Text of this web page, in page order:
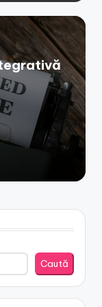
Caută